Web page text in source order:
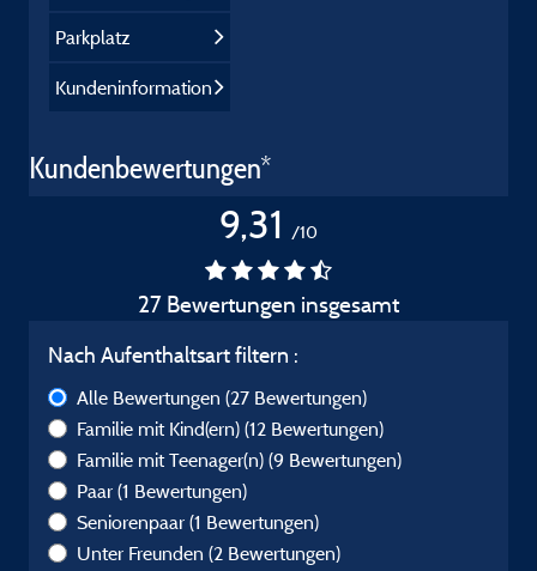
Parkplatz
Kundeninformation
Kundenbewertungen*
9,31 /10
27 Bewertungen insgesamt
Nach Aufenthaltsart filtern :
Alle Bewertungen (27 Bewertungen)
Familie mit Kind(ern) (12 Bewertungen)
Familie mit Teenager(n) (9 Bewertungen)
Paar (1 Bewertungen)
Seniorenpaar (1 Bewertungen)
Unter Freunden (2 Bewertungen)